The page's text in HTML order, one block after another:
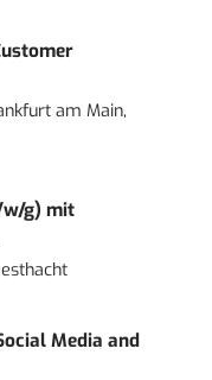
am Main,
w/g) mit
Media and